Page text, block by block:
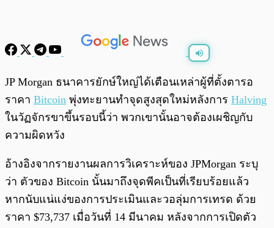
0:00/
JP Morgan ธนาคารยักษ์ใหญ่ได้เตือนเหล่าผู้ที่ตั้งตารอ
ราคา Bitcoin พุ่งทะยานทำจุดสูงสุดใหม่หลังการ Halving
ในวัฏจักรขาขึ้นรอบนี้ว่า พวกเขานั้นอาจต้องเผชิญกับ
ความผิดหวัง
อ้างอิงจากรายงานผลการวิเคราะห์ของ JPMorgan ระบุ
ว่า ตัวของ Bitcoin นั้นมาถึงจุดพีคเป็นที่เรียบร้อยแล้ว
หากนับแน่แง่ของการประเมินและวอลุ่มการเทรด ด้วย
ราคา $73,737 เมื่อวันที่ 14 มีนาคม หลังจากการเปิดตัว